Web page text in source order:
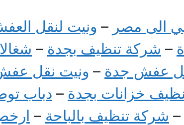
الى مصر – ونيت لنقل
– شركة تنظيف بجدة –
عفش جدة – ونيت نقل
خزانات بجدة – دباب
– شركة تنظيف بالباحة –